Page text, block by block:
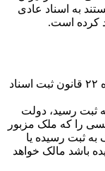
به اسناد عادی
کرده است.
در مورد مالکیت املاک، مطابق بخش اول ماده ۲۲ قانون ثبت اسناد
ثبت رسید، دولت
را که ملک مزبور
به ثبت رسیده یا
باشد مالک خواهد